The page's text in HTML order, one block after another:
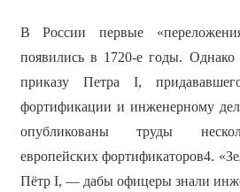
В России первые
появились в 1720-е годы. Однако
приказу Петра I,
фортификации и инженерному
опубликованы труды
европейских фортификаторов4.
Пётр I, — дабы офицеры знали